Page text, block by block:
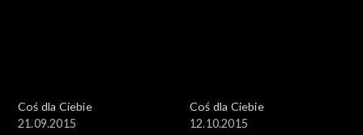
Coś dla Ciebie
21.09.2015
Coś dla Ciebie
12.10.2015